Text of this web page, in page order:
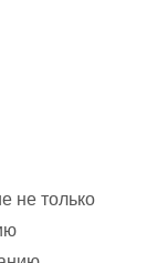
не только